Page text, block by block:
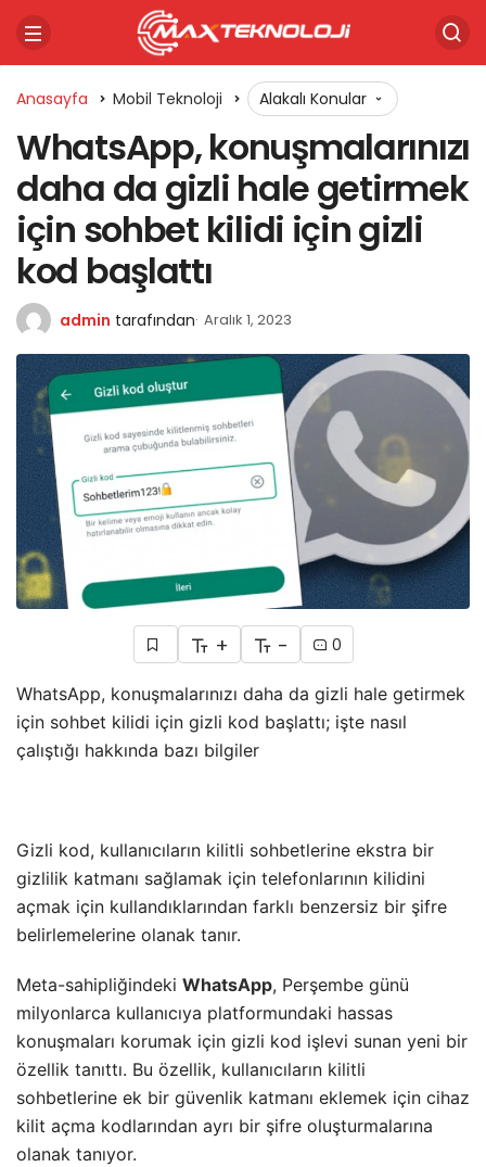
Anasayfa Mobil Teknoloji Alakalı Konular
WhatsApp, konuşmalarınızı
daha da gizli hale getirmek
için sohbet kilidi için gizli
kod başlattı
admin tarafından Aralık 1, 2023
+ - 0
WhatsApp, konuşmalarınızı daha da gizli hale getirmek
için sohbet kilidi için gizli kod başlattı; işte nasıl
çalıştığı hakkında bazı bilgiler
Gizli kod, kullanıcıların kilitli sohbetlerine ekstra bir
gizlilik katmanı sağlamak için telefonlarının kilidini
açmak için kullandıklarından farklı benzersiz bir şifre
belirlemelerine olanak tanır.
Meta-sahipliğindeki WhatsApp, Perşembe günü
milyonlarca kullanıcıya platformundaki hassas
konuşmaları korumak için gizli kod işlevi sunan yeni bir
özellik tanıttı. Bu özellik, kullanıcıların kilitli
sohbetlerine ek bir güvenlik katmanı eklemek için cihaz
kilit açma kodlarından ayrı bir şifre oluşturmalarına
olanak tanıyor.